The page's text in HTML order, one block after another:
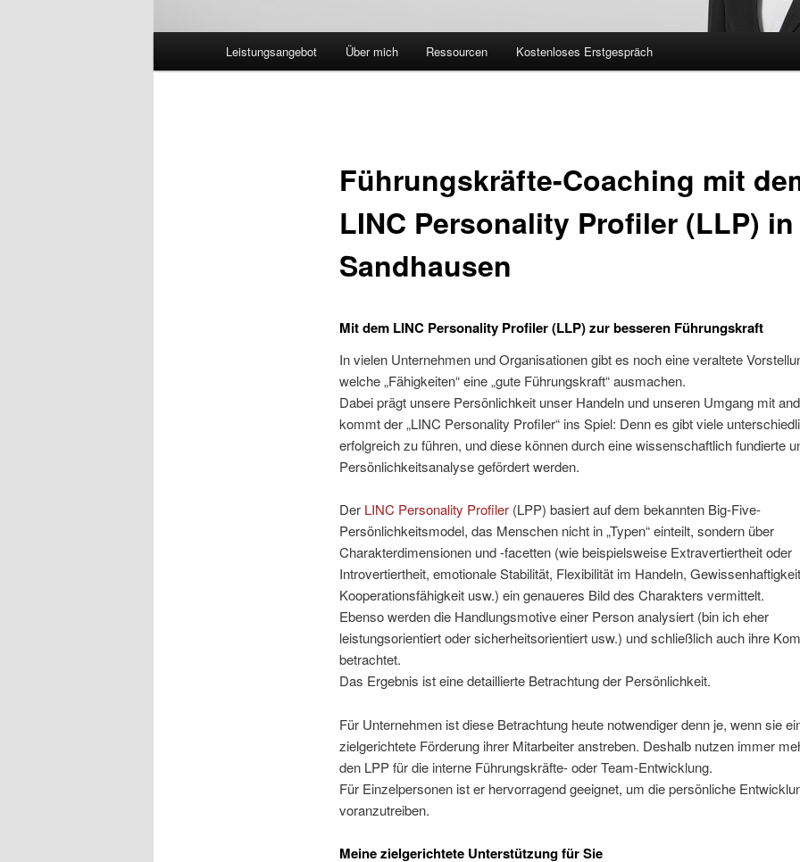
Leistungsangebot Über mich Ressourcen Kostenloses Erstgespräch
Führungskräfte-Coaching mit
LINC Personality Profiler (LLP) in
Sandhausen
Mit dem LINC Personality Profiler (LLP) zur besseren Führungskraft
In vielen Unternehmen und Organisationen gibt es noch eine veraltete
welche „Fähigkeiten“ eine „gute Führungskraft“ ausmachen.
Dabei prägt unsere Persönlichkeit unser Handeln und unseren Umgang mit
kommt der „LINC Personality Profiler“ ins Spiel: Denn es gibt viele
erfolgreich zu führen, und diese können durch eine wissenschaftlich fundierte
Persönlichkeitsanalyse gefördert werden.
Der LINC Personality Profiler(LPP) basiert auf dem bekannten Big-Five-
Persönlichkeitsmodel, das Menschen nicht in „Typen“ einteilt, sondern über
Charakterdimensionen und -facetten (wie beispielsweise Extravertiertheit oder
Introvertiertheit, emotionale Stabilität, Flexibilität im Handeln,
Kooperationsfähigkeit usw.) ein genaueres Bild des Charakters vermittelt.
Ebenso werden die Handlungsmotive einer Person analysiert (bin ich eher
leistungsorientiert oder sicherheitsorientiert usw.) und schließlich auch ihre
betrachtet.
Das Ergebnis ist eine detaillierte Betrachtung der Persönlichkeit.
Für Unternehmen ist diese Betrachtung heute notwendiger denn je, wenn sie
zielgerichtete Förderung ihrer Mitarbeiter anstreben. Deshalb nutzen immer
den LPP für die interne Führungskräfte- oder Team-Entwicklung.
Für Einzelpersonen ist er hervorragend geeignet, um die persönliche
voranzutreiben.
Meine zielgerichtete Unterstützung für Sie